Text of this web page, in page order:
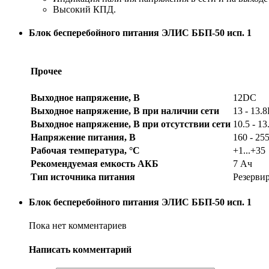
Высокий КПД.
Блок бесперебойного питания ЭЛИС ББП-50 исп. 1
Прочее
Выходное напряжение, В
12DC
Выходное напряжение, В при наличии сети
13 -
Выходное напряжение, В при отсутствии сети 10.5 -
Напряжение питания, В
160 -
Рабочая температура, °C
+1...+35
Рекомендуемая емкость АКБ
7 Ач
Тип источника питания
Блок бесперебойного питания ЭЛИС ББП-50 исп. 1
Пока нет комментариев
Написать комментарий